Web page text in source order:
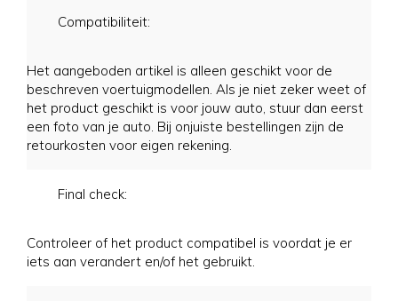
Compatibiliteit:
Het aangeboden artikel is alleen geschikt voor de
beschreven voertuigmodellen. Als je niet zeker weet of
het product geschikt is voor jouw auto, stuur dan eerst
een foto van je auto. Bij onjuiste bestellingen zijn de
retourkosten voor eigen rekening.
Final check:
Controleer of het product compatibel is voordat je er
iets aan verandert en/of het gebruikt.